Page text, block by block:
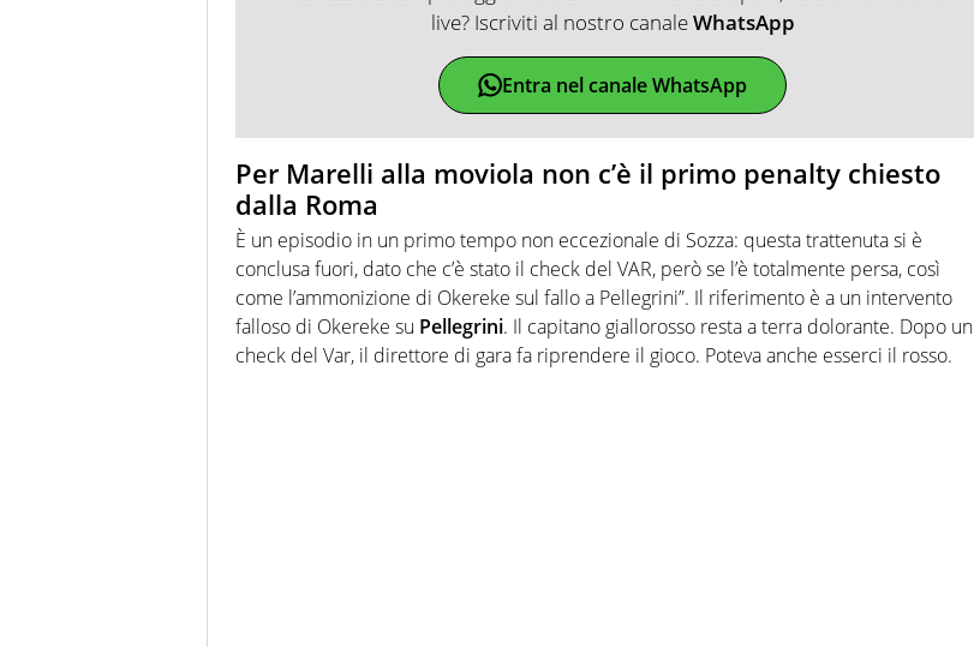
live? Iscriviti al nostro canaleWhatsApp
Entra nel canale WhatsApp
Per Marelli alla moviola non c’è il primo penalty chiesto
dalla Roma
È un episodio in un primo tempo non eccezionale di Sozza: questa trattenuta si è
conclusa fuori, dato che c’è stato il check del VAR, però se l’è totalmente persa, così
come l’ammonizione di Okereke sul fallo a Pellegrini”. Il riferimento è a un intervento
falloso di Okereke su Pellegrini. Il capitano giallorosso resta a terra dolorante. Dopo un
check del Var, il direttore di gara fa riprendere il gioco. Poteva anche esserci il rosso.